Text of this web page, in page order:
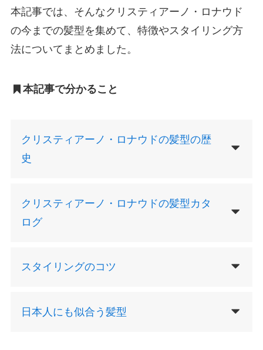
本記事では、そんなクリスティアーノ・ロナウド
の今までの髪型を集めて、特徴やスタイリング方
法についてまとめました。
本記事で分かること
クリスティアーノ・ロナウドの髪型の歴
史
クリスティアーノ・ロナウドの髪型カタ
ログ
スタイリングのコツ
日本人にも似合う髪型